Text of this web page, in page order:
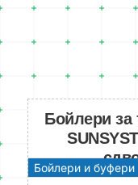
Бойлери и буфери
Бойлери за